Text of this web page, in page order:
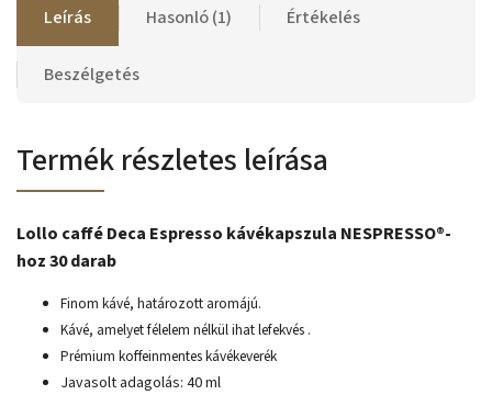
Leírás Hasonló (1) Értékelés
Beszélgetés
Termék részletes leírása
Lollo caffé Deca Espresso kávékapszula NESPRESSO®-
hoz 30 darab
Finom kávé, határozott aromájú.
Kávé, amelyet félelem nélkül ihat lefekvés .
Prémium koffeinmentes kávékeverék
Javasolt adagolás: 40 ml